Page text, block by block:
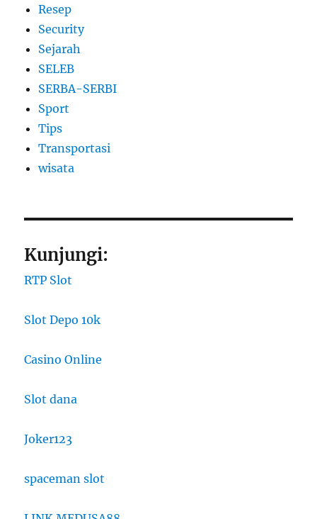
Resep
Security
Sejarah
SELEB
SERBA-SERBI
Sport
Tips
Transportasi
wisata
Kunjungi:
RTP Slot
Slot Depo 10k
Casino Online
Slot dana
Joker123
spaceman slot